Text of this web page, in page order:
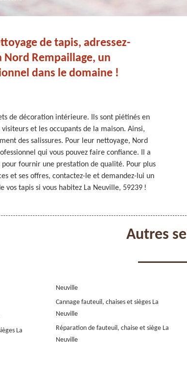
de tapis, adressez-
Nord Rempaillage, un
dans le domaine !
de décoration intérieure. Ils sont piétinés en
et les occupants de la maison. Ainsi,
des salissures. Pour leur nettoyage, Nord
qui vous pouvez faire confiance. Il a
fournir une prestation de qualité. Pour plus
et ses offres, contactez-le et demandez-lui un
vos tapis si vous habitez La Neuville, 59239 !
Autres
La
Neuville
Cannage fauteuil, chaises et sièges La
Neuville
Réparation de fauteuil, chaise et siège La
Neuville